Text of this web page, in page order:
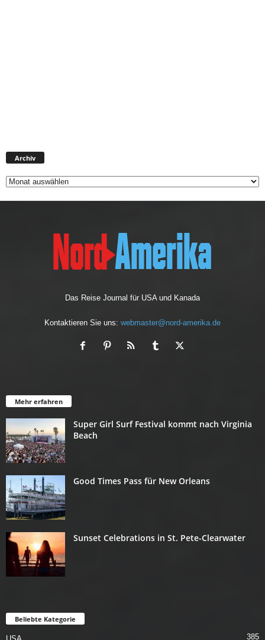
Archiv
h
Das Reise Journal für USA und Kanada
Kontaktieren Sie uns: webmaster@nord-amerika.de
Mehr erfahren
Super Girl Surf Festival kommt nach Virginia
Beach
Good Times Pass für New Orleans
Sunset Celebrations in St. Pete-Clearwater
Beliebte Kategorie
385